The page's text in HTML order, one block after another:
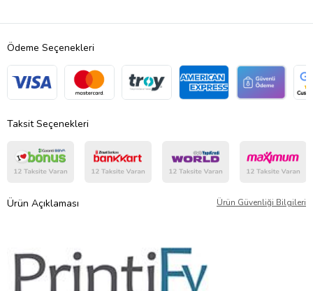
Ödeme Seçenekleri
Taksit Seçenekleri
Ürün Açıklaması Ürün Güvenliği Bilgileri